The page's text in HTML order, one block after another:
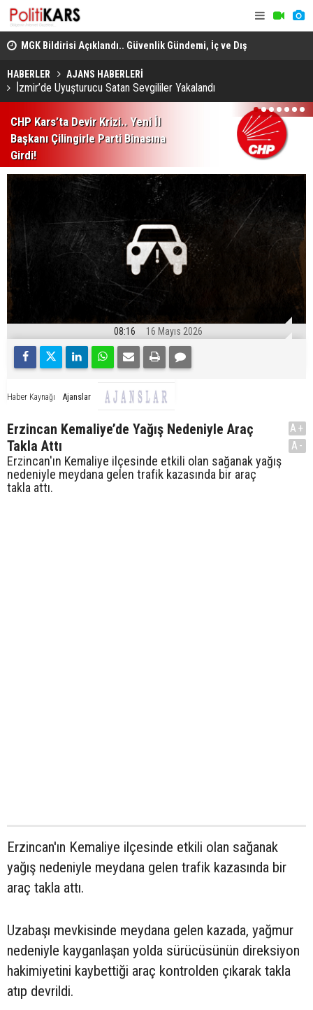
MGK Bildirisi Açıklandı.. Güvenlik Gündemi, İç ve Dış
Politika Başlıkları Değerlendirildi!
HABERLER AJANS HABERLERİ
İ̇zmir’de Uyuşturucu Satan Sevgililer Yakalandı
CHP Kars’ta Devir Krizi.. Yeni İl
Başkanı Çilingirle Parti Binasına
Girdi!
1 2 3 4 5 6 7
08:16 16 Mayıs 2026
Haber Kaynağı Ajanslar
Erzincan Kemaliye’de Yağış Nedeniyle Araç
Takla Attı
Erzincan'ın Kemaliye ilçesinde etkili olan sağanak yağış
nedeniyle meydana gelen trafik kazasında bir araç
takla attı.
A+
A-
Erzincan'ın Kemaliye ilçesinde etkili olan sağanak
yağış nedeniyle meydana gelen trafik kazasında bir
araç takla attı.
Uzabaşı mevkisinde meydana gelen kazada, yağmur
nedeniyle kayganlaşan yolda sürücüsünün direksiyon
hakimiyetini kaybettiği araç kontrolden çıkarak takla
atıp devrildi.